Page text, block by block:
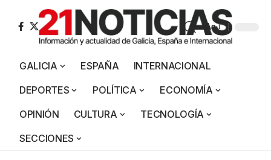
Aa
GALICIA ESPAÑA
INTERNACIONAL
DEPORTES
POLÍTICA
ECONOMÍA
OPINIÓN
CULTURA
TECNOLOGÍA
SECCIONES